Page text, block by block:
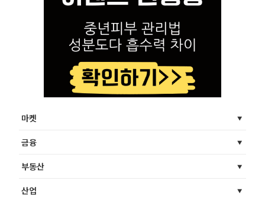
마켓
금융
부동산
산업